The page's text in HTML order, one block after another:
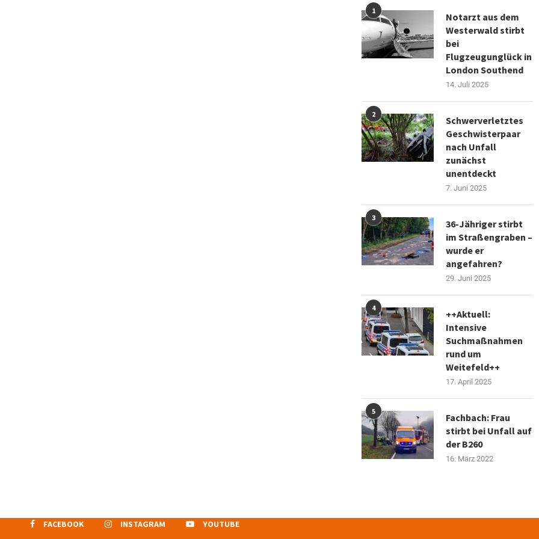
1
Notarzt aus dem
Westerwald stirbt
bei
Flugzeugunglück in
London Southend
14. Juli 2025
2
Schwerverletztes
Geschwisterpaar
nach Unfall
zunächst
unentdeckt
7. Juni 2025
3
36-Jähriger stirbt
im Straßengraben –
wurde er
angefahren?
29. Juni 2025
4
++Aktuell:
Intensive
Suchmaßnahmen
rund um
Weitefeld++
17. April 2025
5
Fachbach: Frau
stirbt bei Unfall auf
der B260
16. März 2022
FACEBOOK INSTAGRAM
YOUTUBE